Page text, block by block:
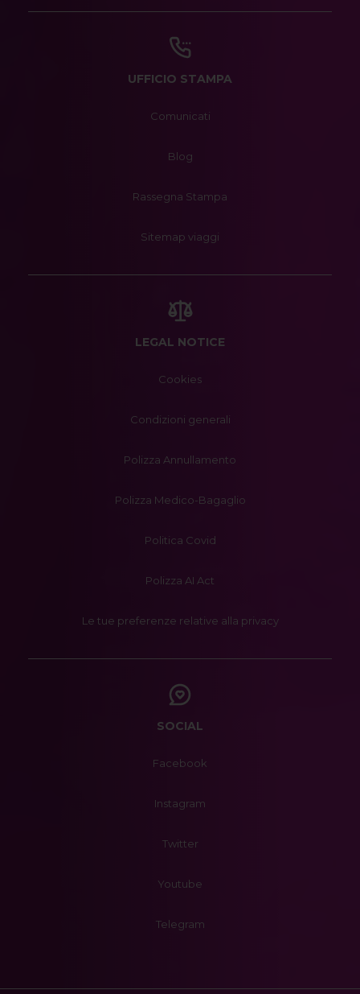
UFFICIO STAMPA
Comunicati
Blog
Rassegna Stampa
Sitemap viaggi
LEGAL NOTICE
Cookies
Condizioni generali
Polizza Annullamento
Polizza Medico-Bagaglio
Politica Covid
Polizza AI Act
Le tue preferenze relative alla privacy
SOCIAL
Facebook
Instagram
Twitter
Youtube
Telegram